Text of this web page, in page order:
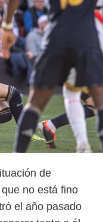
de
no está fino
el año pasado